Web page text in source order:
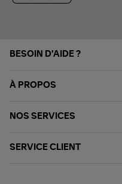
BESOIN D'AIDE ?
À PROPOS
NOS SERVICES
SERVICE CLIENT